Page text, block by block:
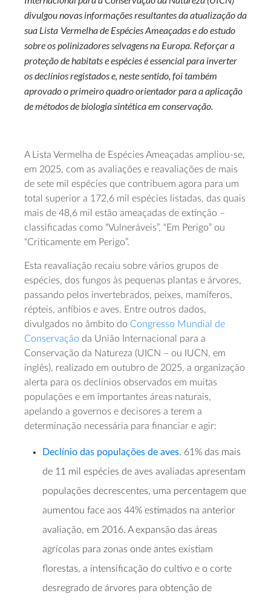
divulgou novas informações resultantes da atualização da
sua Lista Vermelha de Espécies Ameaçadas e do estudo
sobre os polinizadores selvagens na Europa. Reforçar a
proteção de habitats e espécies é essencial para inverter
os declínios registados e, neste sentido, foi também
aprovado o primeiro quadro orientador para a aplicação
de métodos de biologia sintética em conservação.
A Lista Vermelha de Espécies Ameaçadas ampliou-se,
em 2025, com as avaliações e reavaliações de mais
de sete mil espécies que contribuem agora para um
total superior a 172,6 mil espécies listadas, das quais
mais de 48,6 mil estão ameaçadas de extinção –
classificadas como “Vulneráveis”, “Em Perigo” ou
“Criticamente em Perigo”.
Esta reavaliação recaiu sobre vários grupos de
espécies, dos fungos às pequenas plantas e árvores,
passando pelos invertebrados, peixes, mamíferos,
répteis, anfíbios e aves. Entre outros dados,
divulgados no âmbito do Congresso Mundial de
Conservação da União Internacional para a
Conservação da Natureza (UICN – ou IUCN, em
inglês), realizado em outubro de 2025, a organização
alerta para os declínios observados em muitas
populações e em importantes áreas naturais,
apelando a governos e decisores a terem a
determinação necessária para financiar e agir:
Declínio das populações de aves. 61% das mais
de 11 mil espécies de aves avaliadas apresentam
populações decrescentes, uma percentagem que
aumentou face aos 44% estimados na anterior
avaliação, em 2016. A expansão das áreas
agrícolas para zonas onde antes existiam
florestas, a intensificação do cultivo e o corte
desregrado de árvores para obtenção de